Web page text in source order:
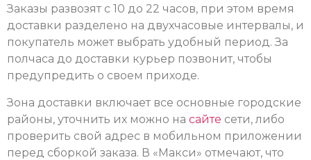
Заказы развозят с 10 до 22 часов, при этом время
доставки разделено на двухчасовые интервалы, и
покупатель может выбрать удобный период. За
полчаса до доставки курьер позвонит, чтобы
предупредить о своем приходе.
Зона доставки включает все основные городские
районы, уточнить их можно на сайте сети, либо
проверить свой адрес в мобильном приложении
перед сборкой заказа. В «Макси» отмечают, что